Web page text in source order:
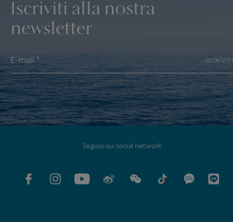
Iscriviti alla nostra
newsletter
ISCRIVITI
Seguici sui social network